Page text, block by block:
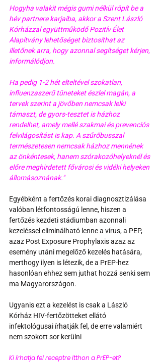
Hogyha valakit mégis gumi nélkül röpít be a
hév partnere karjaiba, akkor a Szent László
Kórházzal együttműködő Pozitív Élet
Alapítvány lehetőséget biztosíthat az
illetőnek arra, hogy azonnal segítséget kérjen,
informálódjon.
Ha pedig 1-2 hét elteltével szokatlan,
influenzaszerű tüneteket észlel magán, a
tervek szerint a jövőben nemcsak lelki
támaszt, de gyors-tesztet is házhoz
rendelhet, amely mellé szakmai és prevenciós
felvilágosítást is kap. A szűrőbusszal
természetesen nemcsak házhoz mennének
az önkéntesek, hanem szórakozóhelyeknél és
előre meghirdetett fővárosi és vidéki helyeken
állomásoznának."
Egyébként a fertőzés korai diagnosztizálása
valóban létfontosságú lenne, hiszen a
fertőzés kezdeti stádiumban azonnali
kezeléssel eliminálható lenne a vírus, a PEP,
azaz Post Exposure Prophylaxis azaz az
esemény utáni megelőző kezelés hatására,
merthogy ilyen is létezik, de a PrEP-hez
hasonlóan ehhez sem juthat hozzá senki sem
ma Magyarországon.
Ugyanis ezt a kezelést is csak a László
Kórház HIV-fertőzötteket ellátó
infektológusai írhatják fel, de erre valamiért
nem szokott sor kerülni
Ki írhatja fel receptre itthon a PrEP-et?